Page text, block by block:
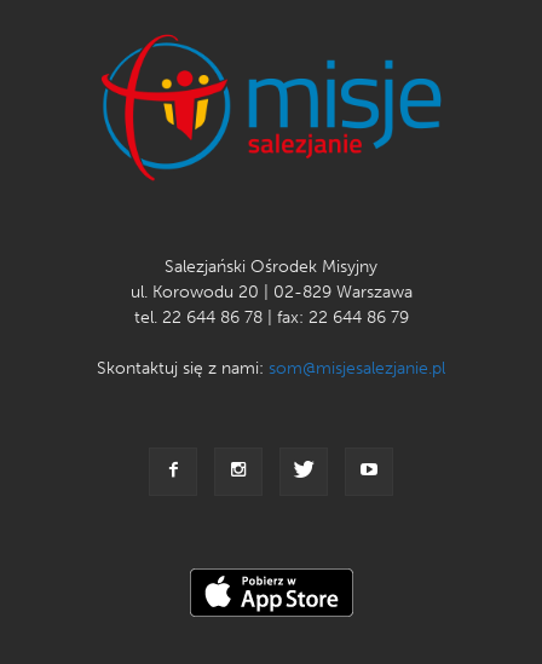
Salezjański Ośrodek Misyjny
ul. Korowodu 20 | 02-829 Warszawa
tel. 22 644 86 78 | fax: 22 644 86 79
Skontaktuj się z nami: som@misjesalezjanie.pl